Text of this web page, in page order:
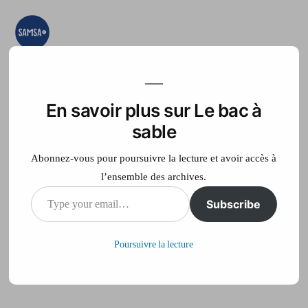
Aller
teste, on expérimente
Accueil France Télé
Test chapitres
En savoir plus sur Le bac à
sable
Abonnez-vous pour poursuivre la lecture et avoir accès à
l’ensemble des archives.
Type
your
Subscribe
Poursuivre la lecture